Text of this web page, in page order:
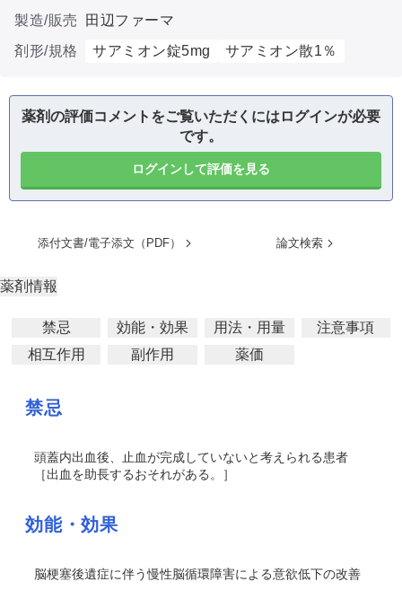
製造/販売
田辺ファーマ
剤形/規格
サアミオン錠5mg サアミオン散1％
薬剤の評価コメントをご覧いただくにはログインが必要
です。
ログインして評価を見る
添付文書/電子添文（PDF） 論文検索
薬剤情報
禁忌 効能・効果 用法・用量
注意事項
相互作用
副作用 薬価
禁忌
頭蓋内出血後、止血が完成していないと考えられる患者
［出血を助長するおそれがある。］
効能・効果
脳梗塞後遺症に伴う慢性脳循環障害による意欲低下の改善